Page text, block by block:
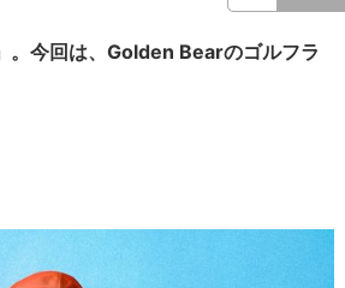
。今回は、Golden Bearのゴルフラ